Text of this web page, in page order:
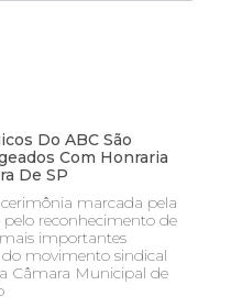
Do ABC São
Com Honraria
De SP
marcada pela
pelo reconhecimento de
importantes
do movimento sindical
Câmara Municipal de